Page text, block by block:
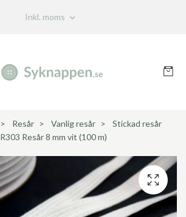
Inkl. moms
Resår Vanlig resår
Stickad resår
R303 Resår 8 mm vit (100 m)